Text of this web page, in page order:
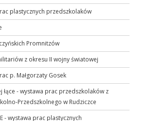
plastycznych przedszkolaków
Promnitzów
z okresu II wojny światowej
p. Małgorzaty Gosek
łące - wystawa prac przedszkolaków z
Przedszkolnego w Rudziczce
- wystawa prac plastycznych